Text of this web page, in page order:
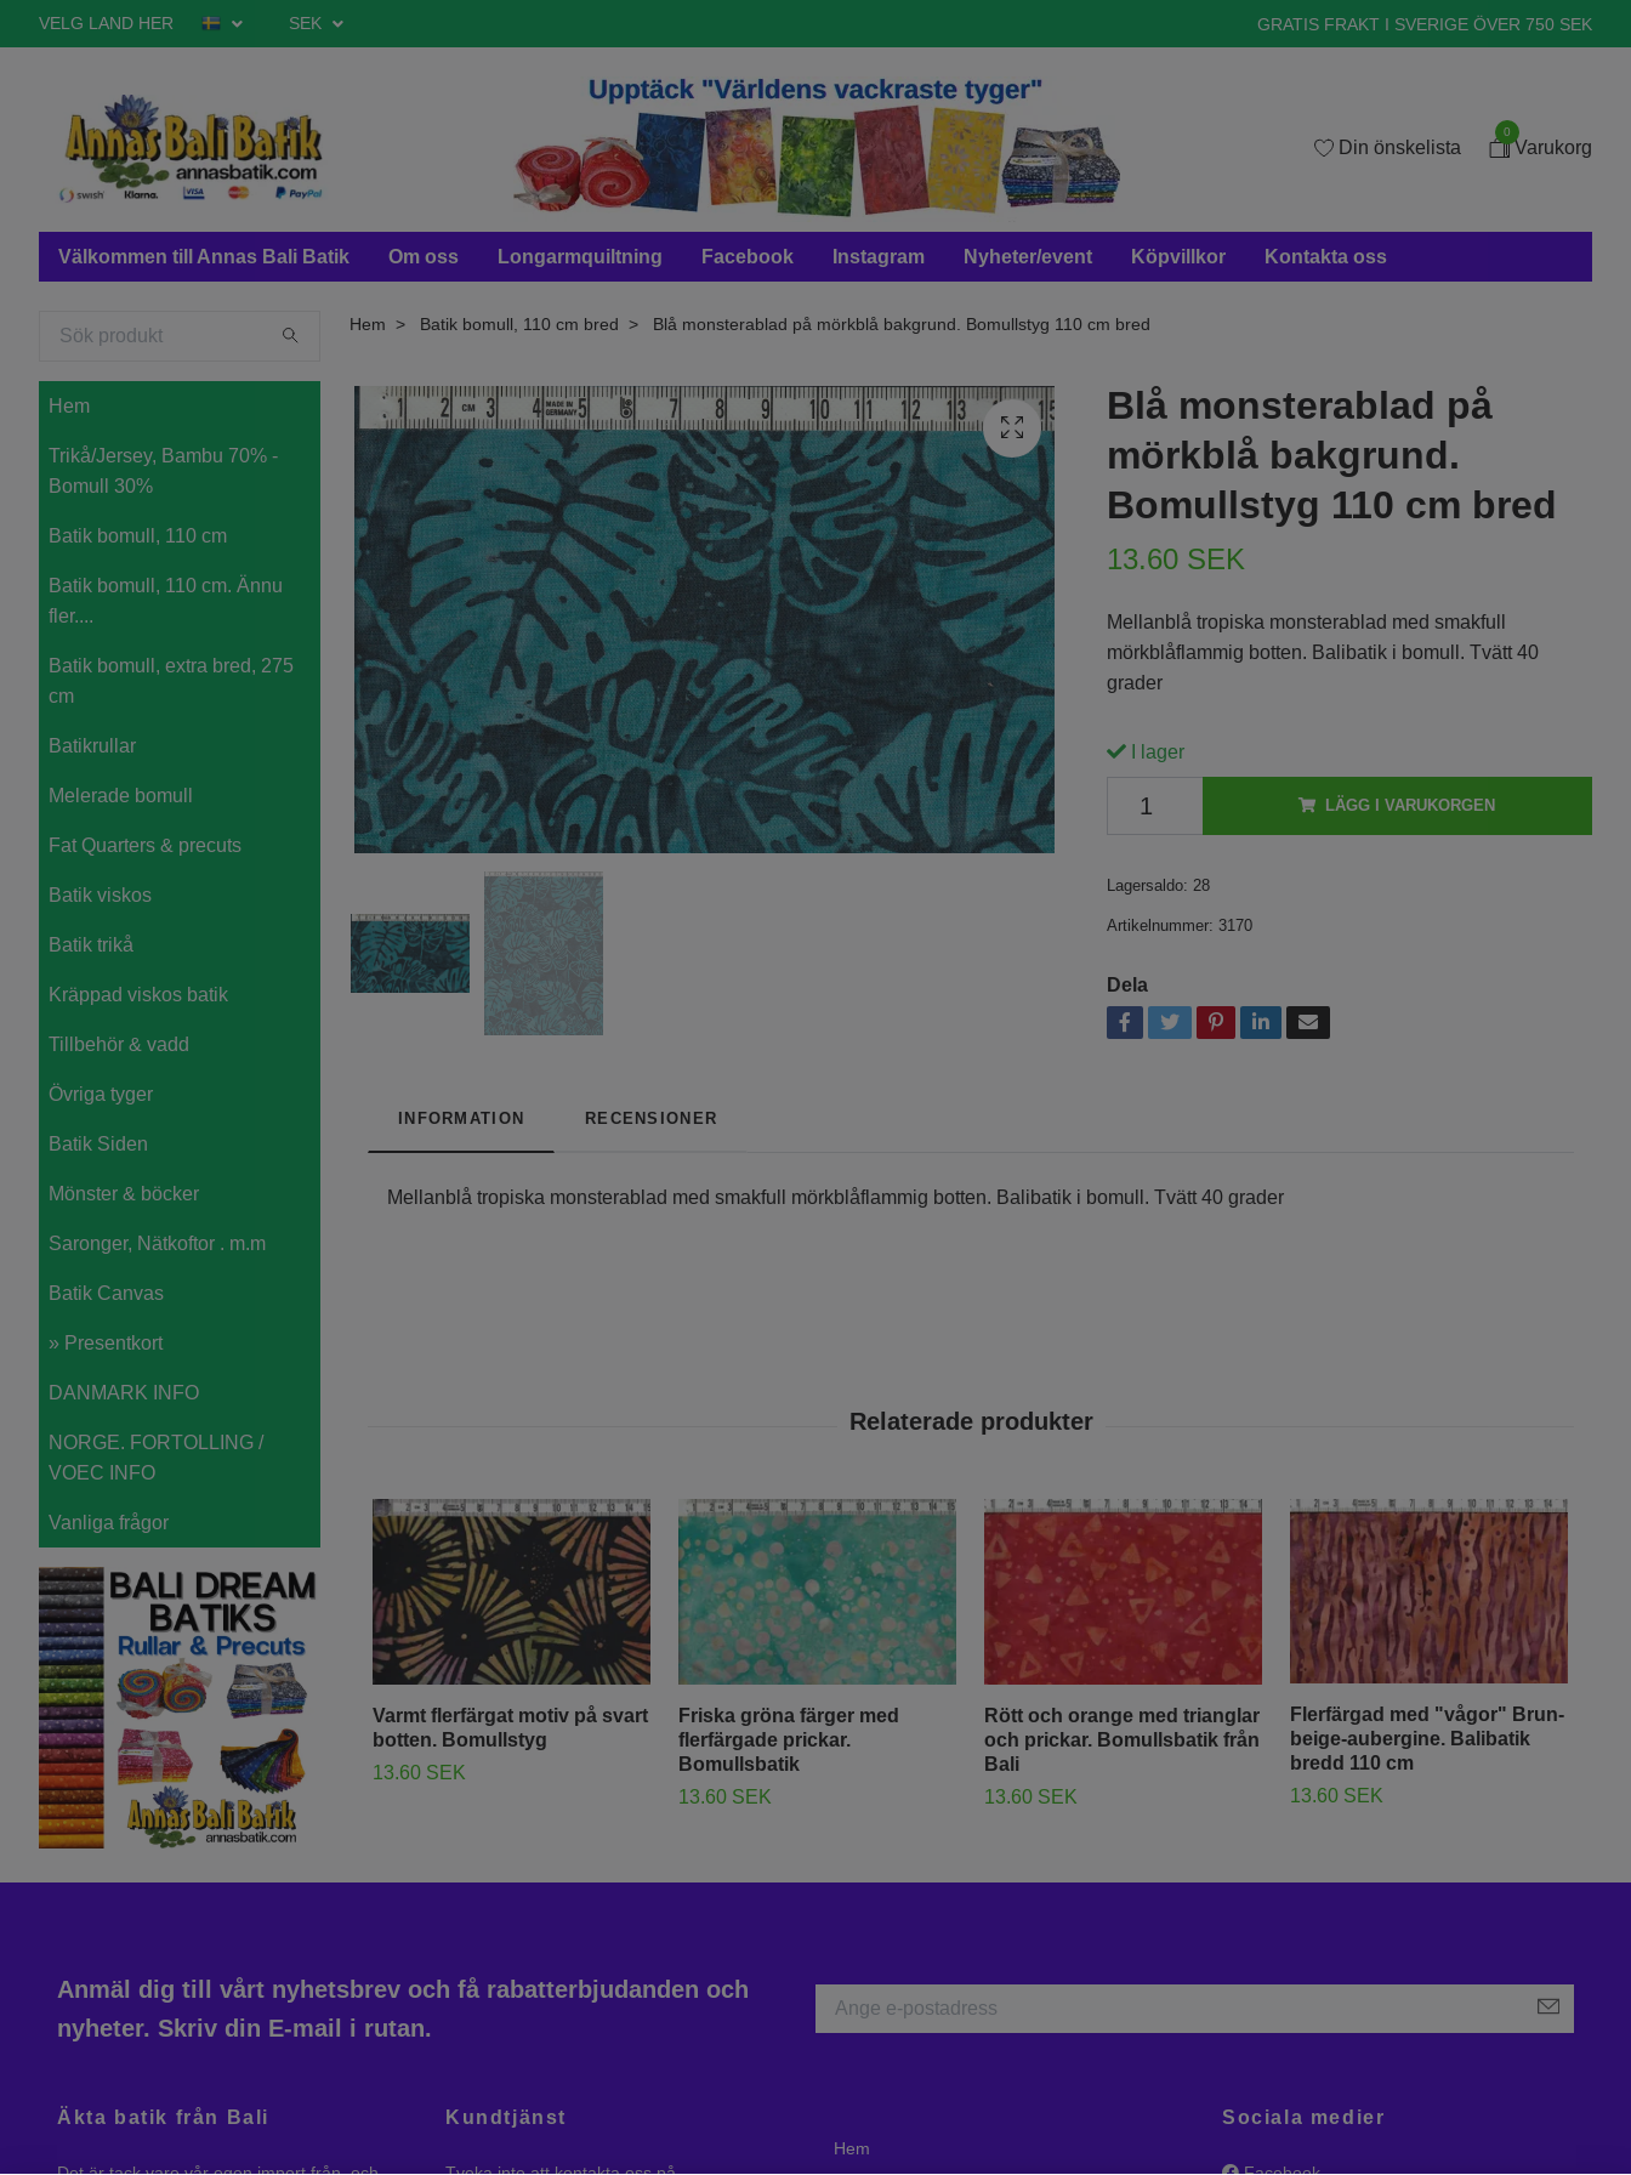
VELG LAND HER SEK GRATIS FRAKT I SVERIGE ÖVER 750 SEK
Din önskelista
0
Varukorg
Välkommen till Annas Bali Batik Om oss Longarmquiltning Facebook Instagram Nyheter/event Köpvillkor Kontakta oss
Hem
Trikå/Jersey, Bambu 70% -
Bomull 30%
Batik bomull, 110 cm
Batik bomull, 110 cm. Ännu
fler....
Batik bomull, extra bred, 275
cm
Batikrullar
Melerade bomull
Fat Quarters & precuts
Batik viskos
Batik trikå
Kräppad viskos batik
Tillbehör & vadd
Övriga tyger
Batik Siden
Mönster & böcker
Saronger, Nätkoftor . m.m
Batik Canvas
» Presentkort
DANMARK INFO
NORGE. FORTOLLING /
VOEC INFO
Vanliga frågor
Hem Batik bomull, 110 cm bred Blå monsterablad på mörkblå bakgrund. Bomullstyg 110 cm bred
Blå monsterablad på
mörkblå bakgrund.
Bomullstyg 110 cm bred
13.60 SEK
Mellanblå tropiska monsterablad med smakfull
mörkblåflammig botten. Balibatik i bomull. Tvätt 40
grader
I lager
LÄGG I VARUKORGEN
Lagersaldo: 28
Artikelnummer: 3170
Dela
INFORMATION RECENSIONER
Mellanblå tropiska monsterablad med smakfull mörkblåflammig botten. Balibatik i bomull. Tvätt 40 grader
Varmt flerfärgat motiv på svart
botten. Bomullstyg
13.60 SEK
Friska gröna färger med
flerfärgade prickar.
Bomullsbatik
13.60 SEK
Rött och orange med trianglar
och prickar. Bomullsbatik från
Bali
13.60 SEK
Flerfärgad med "vågor" Brun-
beige-aubergine. Balibatik
bredd 110 cm
13.60 SEK
Anmäl dig till vårt nyhetsbrev och få rabatterbjudanden och
nyheter. Skriv din E-mail i rutan.
Äkta batik från Bali Kundtjänst
Hem
Sociala medier